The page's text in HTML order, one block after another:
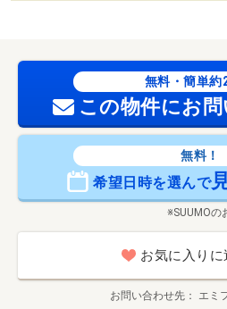
無料・簡単約
この物件にお
無料！
希望日時を選んで
※SUUMOの
お気に入りに
お問い合わせ先 エミ